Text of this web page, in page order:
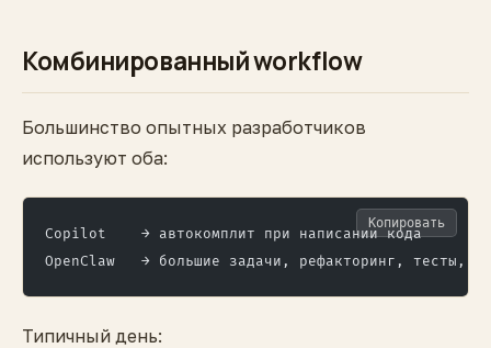
Комбинированный workflow
Большинство опытных разработчиков
используют оба:
Copilot    → автокомплит при написании кода
OpenClaw   → большие задачи, рефакторинг, тесты,
Копировать
Типичный день: